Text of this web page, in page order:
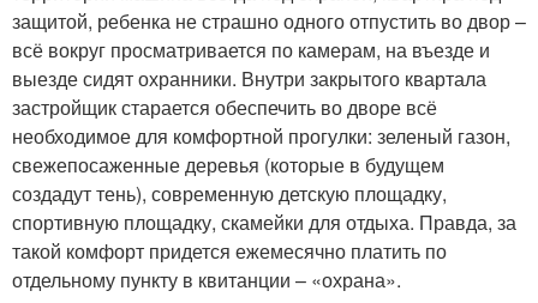
защитой, ребенка не страшно одного отпустить во двор –
всё вокруг просматривается по камерам, на въезде и
выезде сидят охранники. Внутри закрытого квартала
застройщик старается обеспечить во дворе всё
необходимое для комфортной прогулки: зеленый газон,
свежепосаженные деревья (которые в будущем
создадут тень), современную детскую площадку,
спортивную площадку, скамейки для отдыха. Правда, за
такой комфорт придется ежемесячно платить по
отдельному пункту в квитанции – «охрана».